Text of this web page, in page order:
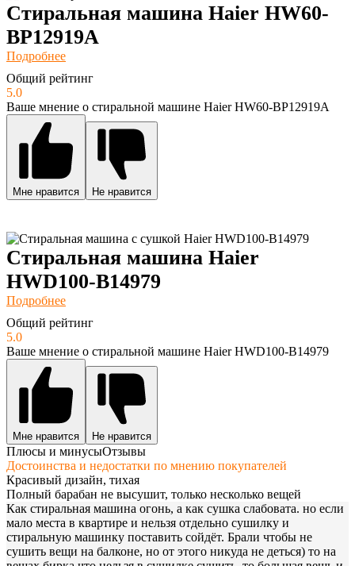
Стиральная машина Haier HW60-
BP12919A
Подробнее
Общий рейтинг
5.0
Ваше мнение о стиральной машине Haier HW60-BP12919A
Мне нравится Не нравится
Стиральная машина Haier
HWD100-B14979
Подробнее
Общий рейтинг
5.0
Ваше мнение о стиральной машине Haier HWD100-B14979
Мне нравится Не нравится
Плюсы и минусыОтзывы
Достоинства и недостатки по мнению покупателей
Красивый дизайн, тихая
Полный барабан не высушит, только несколько вещей
Как стиральная машина огонь, а как сушка слабовата. но если
мало места в квартире и нельзя отдельно сушилку и
стиральную машинку поставить сойдёт. Брали чтобы не
сушить вещи на балконе, но от этого никуда не деться) то на